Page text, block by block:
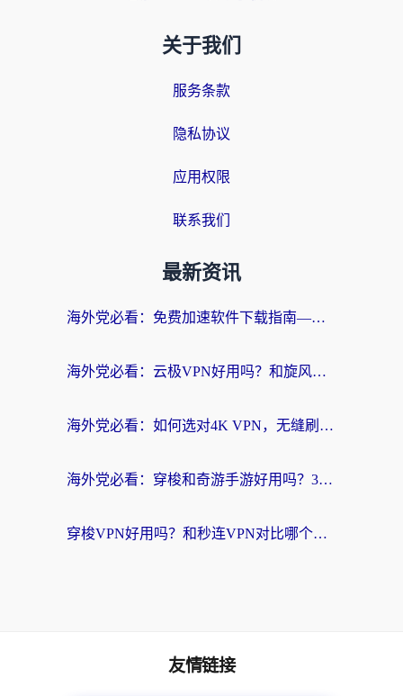
关于我们
服务条款
隐私协议
应用权限
联系我们
最新资讯
海外党必看：免费加速软件下载指南——无缝访问国内资源的正确打开方式
海外党必看：云极VPN好用吗？和旋风VPN对比哪个回国效果更好？附真实体验+选择攻略
海外党必看：如何选对4K VPN，无缝刷国内剧听网易云？
海外党必看：穿梭和奇游手游好用吗？3步选对回国加速器，流畅看CCTV5海外直播
穿梭VPN好用吗？和秒连VPN对比哪个回国效果更好？海外党亲测实用指南
友情链接